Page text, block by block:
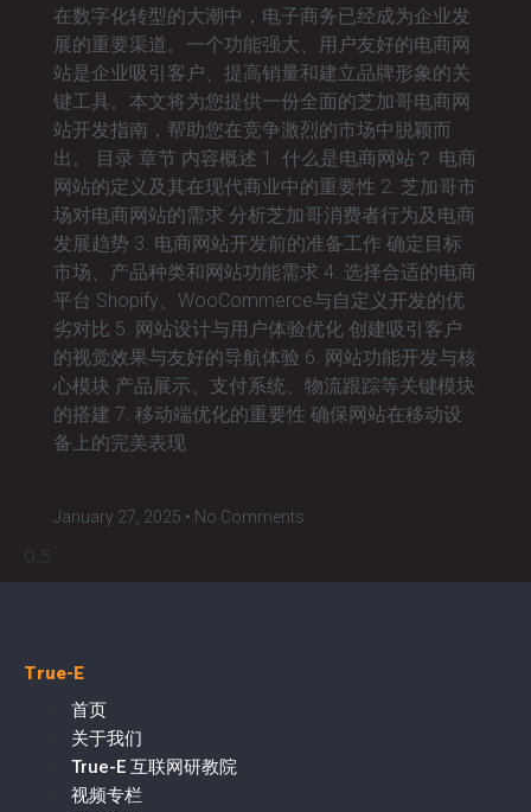
在数字化转型的大潮中，电子商务已经成为企业发
展的重要渠道。一个功能强大、用户友好的电商网
站是企业吸引客户、提高销量和建立品牌形象的关
键工具。本文将为您提供一份全面的芝加哥电商网
站开发指南，帮助您在竞争激烈的市场中脱颖而
出。 目录 章节 内容概述 1. 什么是电商网站？ 电商
网站的定义及其在现代商业中的重要性 2. 芝加哥市
场对电商网站的需求 分析芝加哥消费者行为及电商
发展趋势 3. 电商网站开发前的准备工作 确定目标
市场、产品种类和网站功能需求 4. 选择合适的电商
平台 Shopify、WooCommerce与自定义开发的优
劣对比 5. 网站设计与用户体验优化 创建吸引客户
的视觉效果与友好的导航体验 6. 网站功能开发与核
心模块 产品展示、支付系统、物流跟踪等关键模块
的搭建 7. 移动端优化的重要性 确保网站在移动设
备上的完美表现
January 27, 2025 No Comments
True-E
首页
关于我们
True-E 互联网研教院
视频专栏